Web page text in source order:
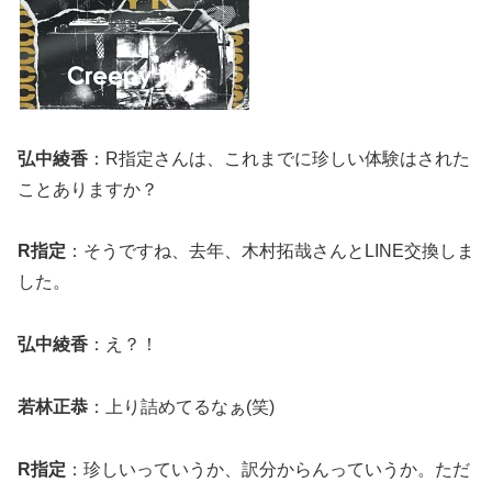
弘中綾香 ：R指定さんは、これまでに珍しい体験はされた
ことありますか？
R指定 ：そうですね、去年、木村拓哉さんとLINE交換しま
した。
弘中綾香 ：え？！
若林正恭 ：上り詰めてるなぁ(笑)
R指定 ：珍しいっていうか、訳分からんっていうか。ただ